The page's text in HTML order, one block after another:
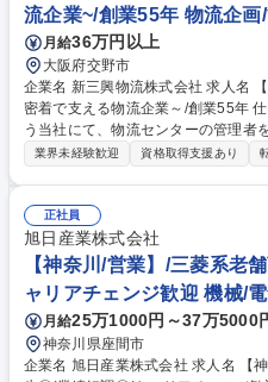
流企業~/創業55年 物流企画
月給36万円以上
大阪府交野市
企業名 新三興物流株式会社 求人名 【大阪/物流管理】ベテラン歓迎/～地域
密着で支える物流企業～/創業55年 仕事の内容 地域密着型の物流事業を行
う当社にて、物流センターの管理者
や取引先のお客様との信頼関係構築
応…倉庫管理/荷主との折衝/新規お
や配送状況を確認し、納期内にスム
きます。また、納期の折衝も行って頂きます。 募集職種
理】ベテラン歓迎/～地域密着で支
業界未経験歓迎 資格取得支援あり
正社員
旭日産業株式会社
【神奈川/営業】/三菱系老
ャリアチェンジ歓迎 機械/
月給25万1000円～37万5000
神奈川県座間市
企業名 旭日産業株式会社 求人名 【神奈川/営業】/三菱系老舗商社/福利厚